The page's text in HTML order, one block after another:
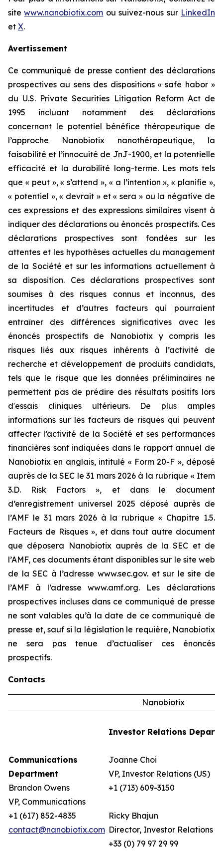
sitewww.nanobiotix.com ou suivez-nous sur LinkedIn
et X.
Avertissement
Ce communiqué de presse contient des déclarations
prospectives au sens des dispositions « safe habor »
du U.S. Private Securities Litigation Reform Act de
1995 incluant notamment des déclarations
concernant le potentiel bénéfice thérapeutique de
l’approche Nanobiotix nanothérapeutique, la
faisabilité et l’innocuité de JnJ-1900, et la potentielle
efficacité et la durabilité long-terme. Les mots tels
que « peut », « s’attend », « a l’intention », « planifie »,
« potentiel », « devrait » et « sera » ou la négative de
ces expressions et des expressions similaires visent à
indiquer des déclarations ou énoncés prospectifs. Ces
déclarations prospectives sont fondées sur les
attentes et les hypothèses actuelles du management
de la Société et sur les informations actuellement à
sa disposition. Ces déclarations prospectives sont
soumises à des risques connus et inconnus, des
incertitudes et d’autres facteurs qui pourraient
entraîner des différences significatives avec les
énoncés prospectifs de Nanobiotix y compris les
risques liés aux risques inhérents à l’activité de
recherche et développement de produits candidats,
tels que le risque que les données préliminaires ne
permettent pas de prédire des résultats positifs lors
d'essais cliniques ultérieurs. De plus amples
informations sur les facteurs de risques qui peuvent
affecter l’activité de la Société et ses performances
financières sont indiquées dans le rapport annuel de
Nanobiotix en anglais, intitulé « Form 20-F », déposé
auprès de la SEC le 31 mars 2026 à la rubrique « Item
3.D. Risk Factors », et dans le document
d’enregistrement universel 2025 déposé auprès de
l’AMF le 31 mars 2026 à la rubrique « Chapitre 1.5.
Facteurs de Risques », et dans tout autre document
que déposera Nanobiotix auprès de la SEC et de
l’AMF, ces documents étant disponibles sur le site web
de la SEC à l’adresse www.sec.gov. et sur le site de
l’AMF à l’adresse www.amf.org. Les déclarations
prospectives incluses dans ce communiqué de presse
ne sont valables qu’à la date de ce communiqué de
presse et, sauf si la législation le requière, Nanobiotix
ne sera pas tenue d’actualiser ces énoncés
prospectifs.
Contacts
Nanobiotix
Communications
Department
Brandon Owens
VP, Communications
+1 (617) 852-4835
contact@nanobiotix.com
Investor Relations
Joanne Choi
VP, Investor Relations (US)
+1 (713) 609-3150
Ricky Bhajun
Director, Investor Relations
+33 (0) 79 97 29 99